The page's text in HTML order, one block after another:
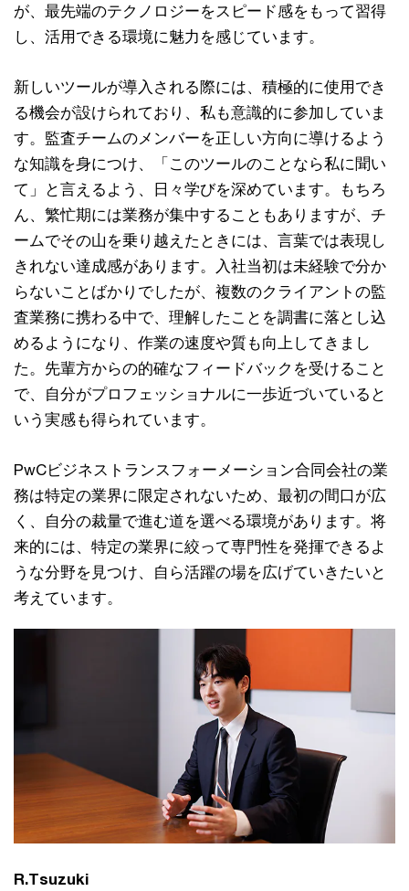
が、最先端のテクノロジーをスピード感をもって習得
し、活用できる環境に魅力を感じています。
新しいツールが導入される際には、積極的に使用でき
る機会が設けられており、私も意識的に参加していま
す。監査チームのメンバーを正しい方向に導けるよう
な知識を身につけ、「このツールのことなら私に聞い
て」と言えるよう、日々学びを深めています。もちろ
ん、繁忙期には業務が集中することもありますが、チ
ームでその山を乗り越えたときには、言葉では表現し
きれない達成感があります。入社当初は未経験で分か
らないことばかりでしたが、複数のクライアントの監
査業務に携わる中で、理解したことを調書に落とし込
めるようになり、作業の速度や質も向上してきまし
た。先輩方からの的確なフィードバックを受けること
で、自分がプロフェッショナルに一歩近づいていると
いう実感も得られています。
PwCビジネストランスフォーメーション合同会社の業
務は特定の業界に限定されないため、最初の間口が広
く、自分の裁量で進む道を選べる環境があります。将
来的には、特定の業界に絞って専門性を発揮できるよ
うな分野を見つけ、自ら活躍の場を広げていきたいと
考えています。
R.Tsuzuki